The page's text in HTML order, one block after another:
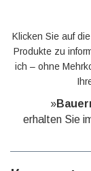
Klicken Sie auf
Produkte zu
ich – ohne
»
erhalten Sie